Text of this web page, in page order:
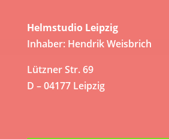
Helmstudio Leipzig
Inhaber: Hendrik Weisbrich
Lützner Str. 69
D – 04177 Leipzig